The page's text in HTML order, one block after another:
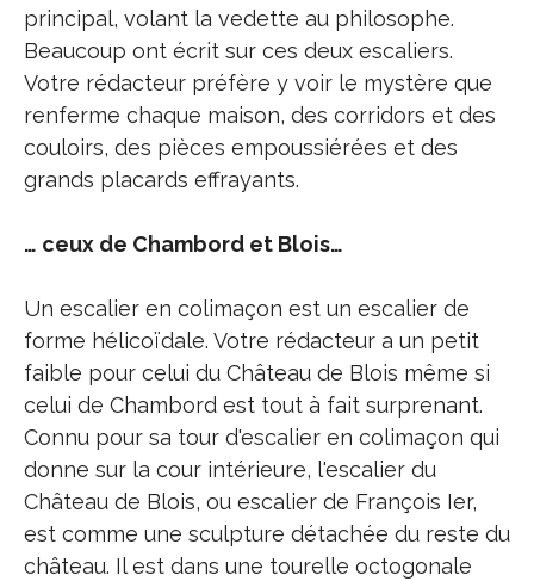
principal, volant la vedette au philosophe.
Beaucoup ont écrit sur ces deux escaliers.
Votre rédacteur préfère y voir le mystère que
renferme chaque maison, des corridors et des
couloirs, des pièces empoussiérées et des
grands placards effrayants.
… ceux de Chambord et Blois…
Un escalier en colimaçon est un escalier de
forme hélicoïdale. Votre rédacteur a un petit
faible pour celui du Château de Blois même si
celui de Chambord est tout à fait surprenant.
Connu pour sa tour d'escalier en colimaçon qui
donne sur la cour intérieure, l'escalier du
Château de Blois, ou escalier de François Ier,
est comme une sculpture détachée du reste du
château. Il est dans une tourelle octogonale